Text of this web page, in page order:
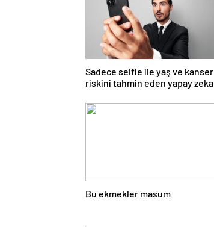
Sadece selfie ile yaş ve kanser
riskini tahmin eden yapay zeka
Bu ekmekler masum